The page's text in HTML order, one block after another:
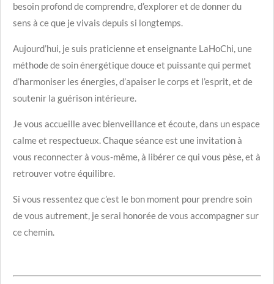
besoin profond de comprendre, d’explorer et de donner du
sens à ce que je vivais depuis si longtemps.
Aujourd’hui, je suis praticienne et enseignante LaHoChi, une
méthode de soin énergétique douce et puissante qui permet
d’harmoniser les énergies, d’apaiser le corps et l’esprit, et de
soutenir la guérison intérieure.
Je vous accueille avec bienveillance et écoute, dans un espace
calme et respectueux. Chaque séance est une invitation à
vous reconnecter à vous-même, à libérer ce qui vous pèse, et à
retrouver votre équilibre.
Si vous ressentez que c’est le bon moment pour prendre soin
de vous autrement, je serai honorée de vous accompagner sur
ce chemin.